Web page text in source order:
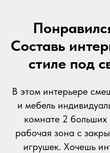
Составь
стиле под
В этом интерьере
и мебель
комнате 2
рабочая зона с
игрушек. Хочешь